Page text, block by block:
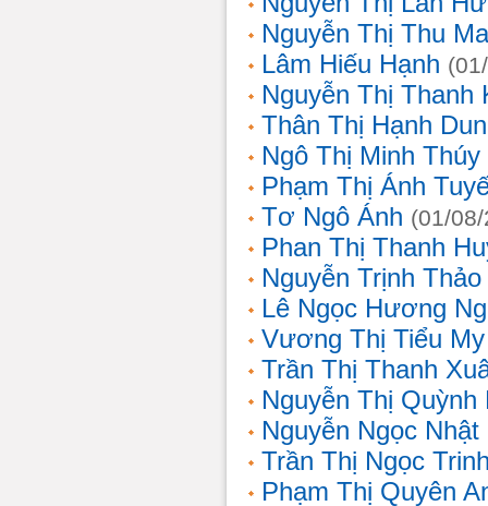
Nguyễn Thị Thu
Lâm Hiếu Hạnh
Nguyễn Thị Thanh
Thân Thị Hạnh
Ngô Thị Minh Thúy
Phạm Thị Ánh
Tơ Ngô Ánh (01/
Phan Thị Thanh
Nguyễn Trịnh
Lê Ngọc Hương
Vương Thị Tiểu My
Trần Thị Thanh
Nguyễn Thị Quỳnh
Nguyễn Ngọc Nhật
Trần Thị Ngọc
Phạm Thị Quyên